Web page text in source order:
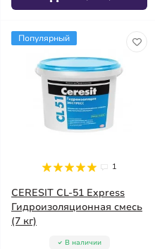
Популярный
1
CERESIT CL-51 Express
Гидроизоляционная смесь
(7 кг)
В наличии